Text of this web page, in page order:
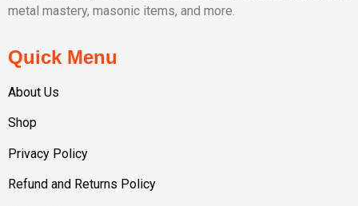
metal mastery, masonic items, and more.
Quick Menu
About Us
Shop
Privacy Policy
Refund and Returns Policy